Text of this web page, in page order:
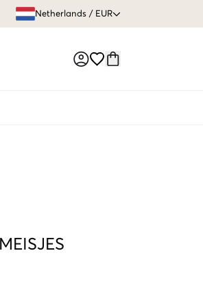
Netherlands / EUR
MEISJES